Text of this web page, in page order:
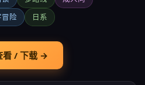
险
日系
看 / 下载 →